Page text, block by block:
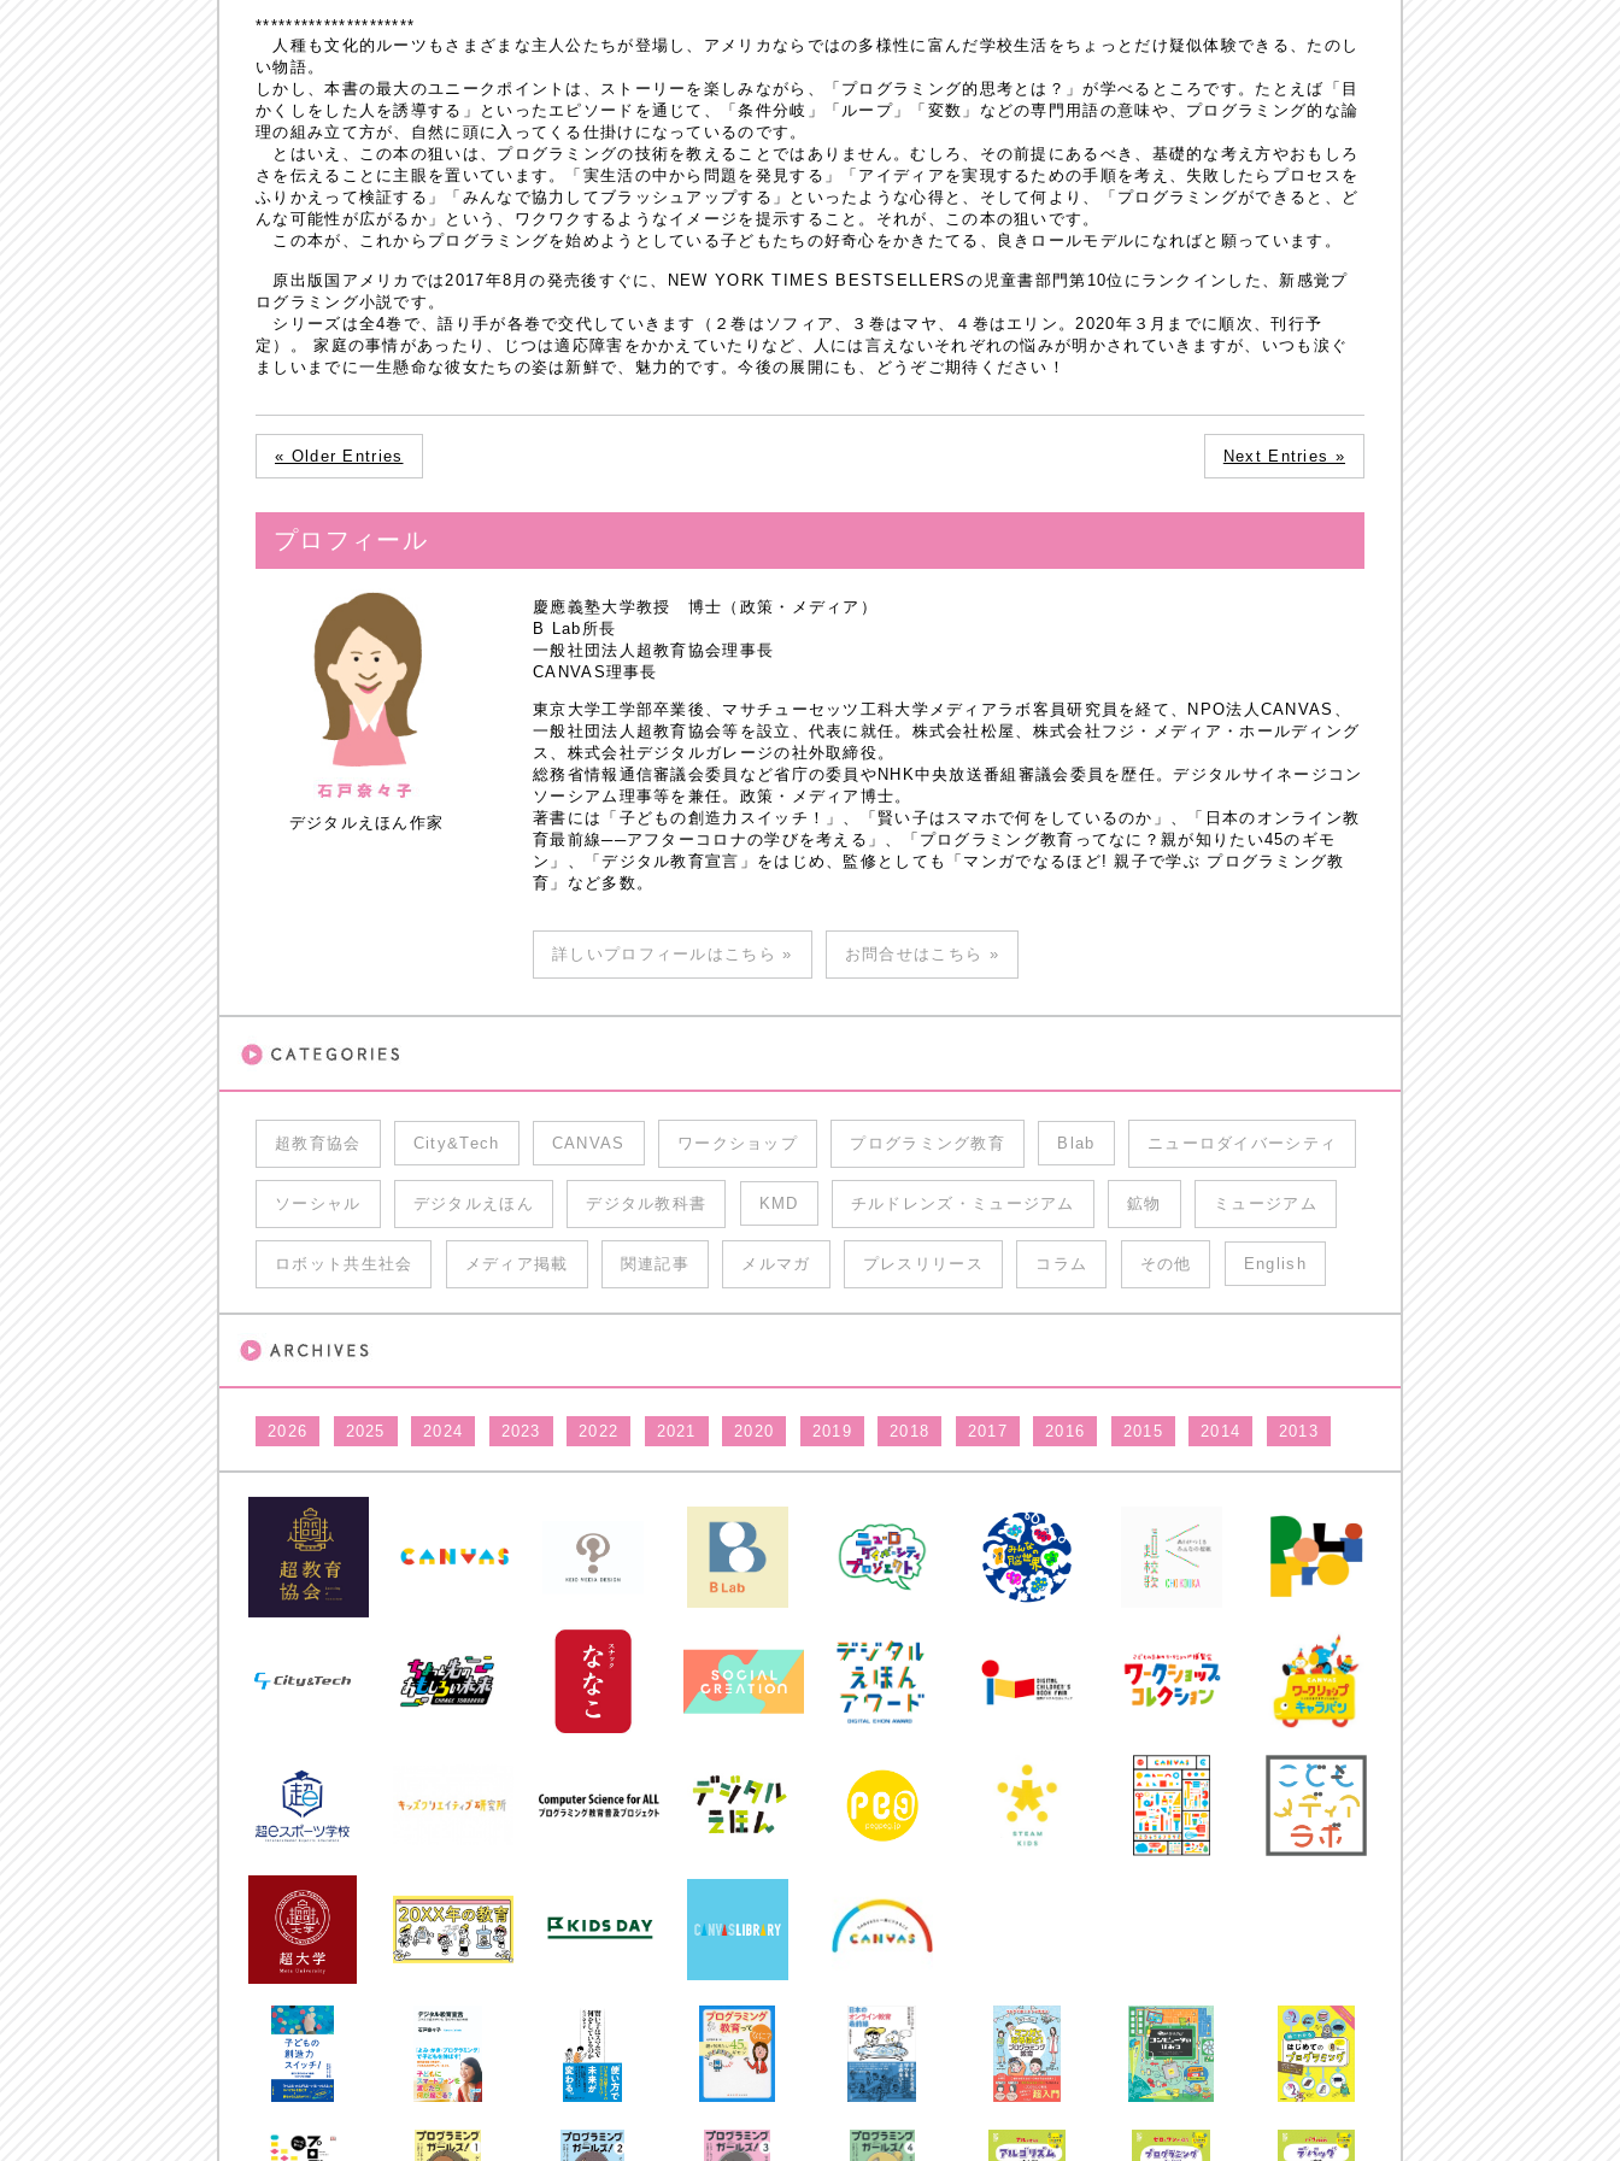
*********************
人種も文化的ルーツもさまざまな主人公たちが登場し、アメリカならではの多様性に富んだ学校生活をちょっとだけ疑似体験できる、たのし
い物語。
しかし、本書の最大のユニークポイントは、ストーリーを楽しみながら、「プログラミング的思考とは？」が学べるところです。たとえば「目
かくしをした人を誘導する」といったエピソードを通じて、「条件分岐」「ループ」「変数」などの専門用語の意味や、プログラミング的な論
理の組み立て方が、自然に頭に入ってくる仕掛けになっているのです。
とはいえ、この本の狙いは、プログラミングの技術を教えることではありません。むしろ、その前提にあるべき、基礎的な考え方やおもしろ
さを伝えることに主眼を置いています。「実生活の中から問題を発見する」「アイディアを実現するための手順を考え、失敗したらプロセスを
ふりかえって検証する」「みんなで協力してブラッシュアップする」といったような心得と、そして何より、「プログラミングができると、ど
んな可能性が広がるか」という、ワクワクするようなイメージを提示すること。それが、この本の狙いです。
この本が、これからプログラミングを始めようとしている子どもたちの好奇心をかきたてる、良きロールモデルになればと願っています。
原出版国アメリカでは2017年8月の発売後すぐに、NEW YORK TIMES BESTSELLERSの児童書部門第10位にランクインした、新感覚プ
ログラミング小説です。
シリーズは全4巻で、語り手が各巻で交代していきます（２巻はソフィア、３巻はマヤ、４巻はエリン。2020年３月までに順次、刊行予
定）。 家庭の事情があったり、じつは適応障害をかかえていたりなど、人には言えないそれぞれの悩みが明かされていきますが、いつも涙ぐ
ましいまでに一生懸命な彼女たちの姿は新鮮で、魅力的です。今後の展開にも、どうぞご期待ください！
« Older Entries Next Entries »
プロフィール
デジタルえほん作家
慶應義塾大学教授 博士（政策・メディア）
B Lab所長
一般社団法人超教育協会理事長
CANVAS理事長
東京大学工学部卒業後、マサチューセッツ工科大学メディアラボ客員研究員を経て、NPO法人CANVAS、
一般社団法人超教育協会等を設立、代表に就任。株式会社松屋、株式会社フジ・メディア・ホールディング
ス、株式会社デジタルガレージの社外取締役。
総務省情報通信審議会委員など省庁の委員やNHK中央放送番組審議会委員を歴任。デジタルサイネージコン
ソーシアム理事等を兼任。政策・メディア博士。
著書には「子どもの創造力スイッチ！」、「賢い子はスマホで何をしているのか」、「日本のオンライン教
育最前線──アフターコロナの学びを考える」、「プログラミング教育ってなに？親が知りたい45のギモ
ン」、「デジタル教育宣言」をはじめ、監修としても「マンガでなるほど! 親子で学ぶ プログラミング教
育」など多数。
詳しいプロフィールはこちら » お問合せはこちら »
超教育協会 City&Tech CANVAS ワークショップ プログラミング教育 Blab ニューロダイバーシティ
ソーシャル デジタルえほん デジタル教科書 KMD チルドレンズ・ミュージアム 鉱物 ミュージアム
ロボット共生社会 メディア掲載 関連記事 メルマガ プレスリリース コラム その他 English
2026 2025 2024 2023 2022 2021 2020 2019 2018 2017 2016 2015 2014 2013